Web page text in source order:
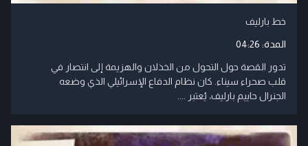
خط بارليف
المدة: 04:26
تدور القصة حول التحول من الخذلان والهزيمة إلى انتصار في
قلب صحراء سيناء. كان نظام الدفاع الإسرائيلي الذي وضعه
الجنرال حاييم بارليف، يُعتبر ....